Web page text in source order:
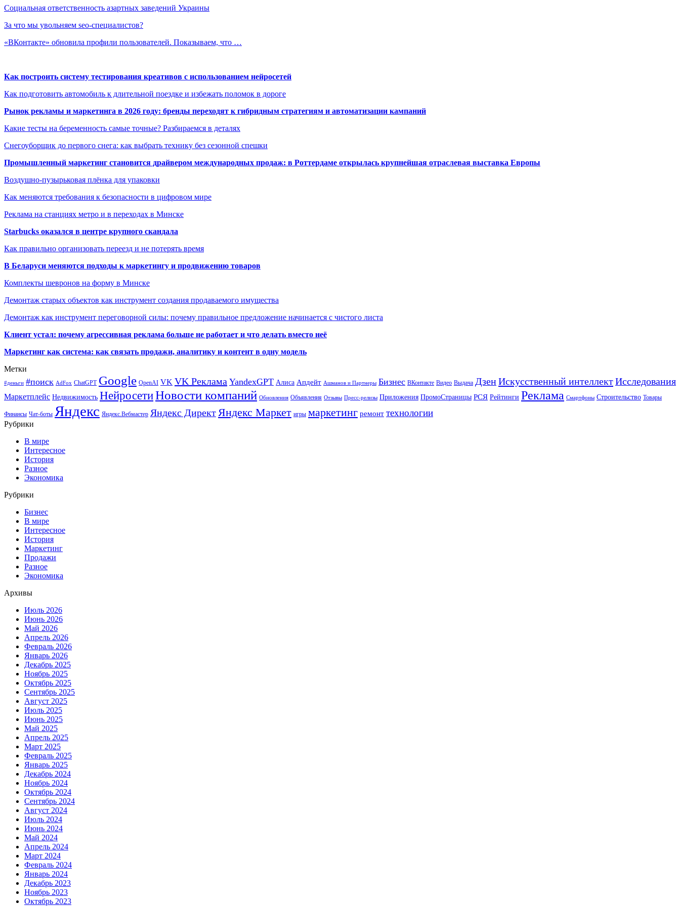
Социальная ответственность азартных заведений Украины
За что мы увольняем seo-специалистов?
«ВКонтакте» обновила профили пользователей. Показываем, что …
Как построить систему тестирования креативов с использованием нейросетей
Как подготовить автомобиль к длительной поездке и избежать поломок в дороге
Рынок рекламы и маркетинга в 2026 году: бренды переходят к гибридным стратегиям и автоматизации кампаний
Какие тесты на беременность самые точные? Разбираемся в деталях
Снегоуборщик до первого снега: как выбрать технику без сезонной спешки
Промышленный маркетинг становится драйвером международных продаж: в Роттердаме открылась крупнейшая отраслевая выставка Европы
Воздушно-пузырьковая плёнка для упаковки
Как меняются требования к безопасности в цифровом мире
Реклама на станциях метро и в переходах в Минске
Starbucks оказался в центре крупного скандала
Как правильно организовать переезд и не потерять время
В Беларуси меняются подходы к маркетингу и продвижению товаров
Комплекты шевронов на форму в Минске
Демонтаж старых объектов как инструмент создания продаваемого имущества
Демонтаж как инструмент переговорной силы: почему правильное предложение начинается с чистого листа
Клиент устал: почему агрессивная реклама больше не работает и что делать вместо неё
Маркетинг как система: как связать продажи, аналитику и контент в одну модель
Метки
#деньги #поиск AdFox ChatGPT Google OpenAI VK VK Реклама YandexGPT Алиса Апдейт Ашманов и Партнеры Бизнес ВКонтакте Видео Выдача ДзенИскусственный интеллектИсследования
Маркетплейс Недвижимость НейросетиНовости компаний Обновления Объявления Отзывы Пресс-релизы Приложения ПромоСтраницы РСЯ Рейтинги Реклама Смартфоны Строительство Товары
Финансы Чат-боты Яндекс Яндекс.Вебмастер Яндекс ДиректЯндекс Маркет игры маркетинг ремонт технологии
Рубрики
В мире
Интересное
История
Разное
Экономика
Рубрики
Бизнес
В мире
Интересное
История
Маркетинг
Продажи
Разное
Экономика
Архивы
Июль 2026
Июнь 2026
Май 2026
Апрель 2026
Февраль 2026
Январь 2026
Декабрь 2025
Ноябрь 2025
Октябрь 2025
Сентябрь 2025
Август 2025
Июль 2025
Июнь 2025
Май 2025
Апрель 2025
Март 2025
Февраль 2025
Январь 2025
Декабрь 2024
Ноябрь 2024
Октябрь 2024
Сентябрь 2024
Август 2024
Июль 2024
Июнь 2024
Май 2024
Апрель 2024
Март 2024
Февраль 2024
Январь 2024
Декабрь 2023
Ноябрь 2023
Октябрь 2023